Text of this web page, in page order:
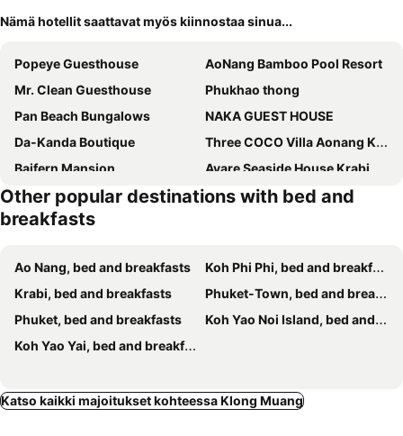
Nämä hotellit saattavat myös kiinnostaa sinua...
Popeye Guesthouse
AoNang Bamboo Pool Resort
Mr. Clean Guesthouse
Phukhao thong
Pan Beach Bungalows
NAKA GUEST HOUSE
Da-Kanda Boutique
Three COCO Villa Aonang Krabi
Baifern Mansion
Avare Seaside House Krabi
Other popular destinations with bed and
breakfasts
Ao Nang, bed and breakfasts
Koh Phi Phi, bed and breakfasts
Krabi, bed and breakfasts
Phuket-Town, bed and breakfasts
Phuket, bed and breakfasts
Koh Yao Noi Island, bed and breakfasts
Koh Yao Yai, bed and breakfasts
Katso kaikki majoitukset kohteessa Klong Muang